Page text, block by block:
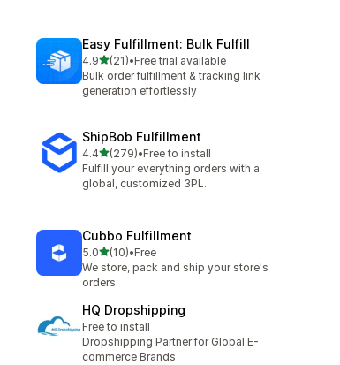
Easy Fulfillment: Bulk Fulfill
4.9เต็ม 5 ดาว
(21)
ทั้งหมด 21 รีวิว
•Free trial available
Bulk order fulfillment & tracking link
generation effortlessly
ShipBob Fulfillment
4.4เต็ม 5 ดาว
(279)
ทั้งหมด 279 รีวิว
•Free to install
Fulfill your everything orders with a
global, customized 3PL.
Cubbo Fulfillment
5.0เต็ม 5 ดาว
(10)
ทั้งหมด 10 รีวิว
•Free
We store, pack and ship your store's
orders.
HQ Dropshipping
Free to install
Dropshipping Partner for Global E-
commerce Brands